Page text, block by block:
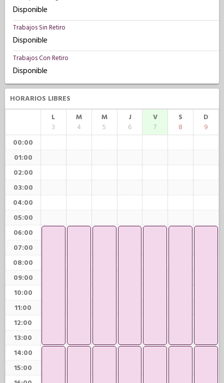
Disponible
Trabajos Sin Retiro
Disponible
Trabajos Con Retiro
Disponible
HORARIOS LIBRES
L
3
M
4
M
5
J
6
V
7
S
8
D
9
00:00
01:00
02:00
03:00
04:00
05:00
06:00
07:00
08:00
09:00
10:00
11:00
12:00
13:00
14:00
15:00